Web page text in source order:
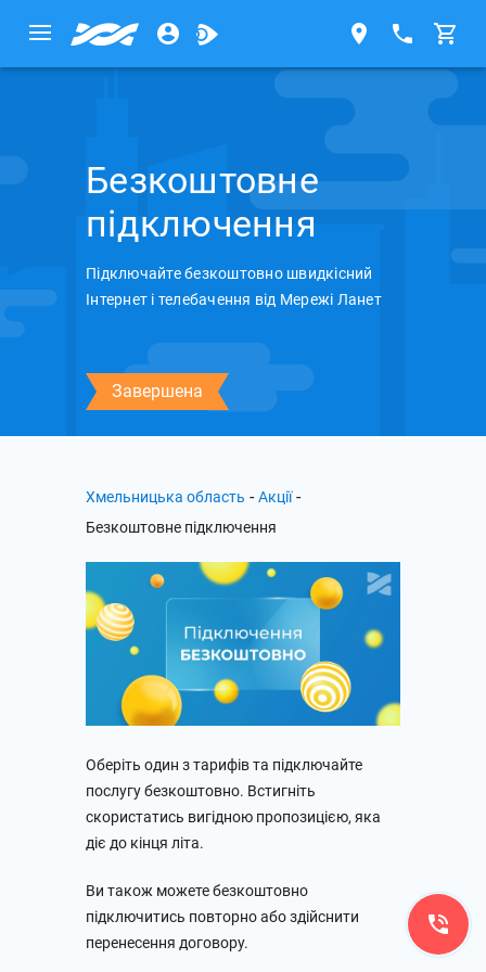
Безкоштовне
підключення
Підключайте безкоштовно швидкісний
Інтернет і телебачення від Мережі Ланет
Завершена
Хмельницька область - Акції -
Безкоштовне підключення
Оберіть один з тарифів та підключайте
послугу безкоштовно. Встигніть
скористатись вигідною пропозицією, яка
діє до кінця літа.
Ви також можете безкоштовно
підключитись повторно або здійснити
перенесення договору.